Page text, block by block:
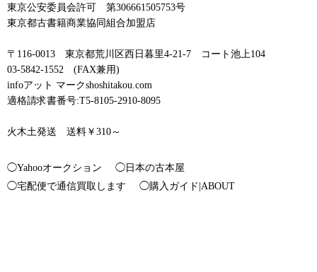
東京公安委員会許可 第306661505753号
東京都古書籍商業協同組合加盟店
〒116-0013 東京都荒川区西日暮里4-21-7 コート池上104
03-5842-1552 (FAX兼用)
infoアット マークshoshitakou.com
適格請求書番号:T5-8105-2910-8095
火木土発送 送料￥310～
◯Yahooオークション
◯日本の古本屋
◯宅配便で通信買取します
◯購入ガイド|ABOUT